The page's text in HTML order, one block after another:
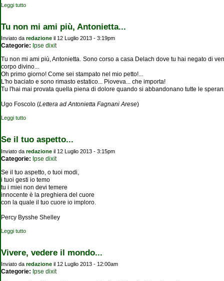
Leggi tutto
Tu non mi ami più, Antonietta...
Inviato da redazione il 12 Luglio 2013 - 3:19pm
Categorie: Ipse dixit
Tu non mi ami più, Antonietta. Sono corso a casa Delach dove tu hai negato di
corpo divino...
Oh primo giorno! Come sei stampato nel mio petto!...
L'ho baciato e sono rimasto estatico... Pioveva... che importa!
Tu l'hai mai provata quella piena di dolore quando si abbandonano tutte le
Ugo Foscolo (Lettera ad Antonietta Fagnani Arese)
Leggi tutto
Se il tuo aspetto...
Inviato da redazione il 12 Luglio 2013 - 3:15pm
Categorie: Ipse dixit
Se il tuo aspetto, o tuoi modi,
i tuoi gesti io temo
tu i miei non devi temere
innocente è la preghiera del cuore
con la quale il tuo cuore io imploro.
Percy Bysshe Shelley
Leggi tutto
Vivere, vedere il mondo...
Inviato da redazione il 12 Luglio 2013 - 12:00am
Categorie: Ipse dixit